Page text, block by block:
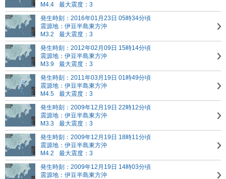
M4.4
最大震度：3
発生時刻：2016年01月23日 05時34分頃
震源地：伊豆半島東方沖
M3.2
最大震度：3
発生時刻：2012年02月09日 15時14分頃
震源地：伊豆半島東方沖
M3.9
最大震度：3
発生時刻：2011年03月19日 01時49分頃
震源地：伊豆半島東方沖
M4.5
最大震度：3
発生時刻：2009年12月19日 22時12分頃
震源地：伊豆半島東方沖
M3.3
最大震度：3
発生時刻：2009年12月19日 18時11分頃
震源地：伊豆半島東方沖
M4.2
最大震度：3
発生時刻：2009年12月19日 14時03分頃
震源地：伊豆半島東方沖